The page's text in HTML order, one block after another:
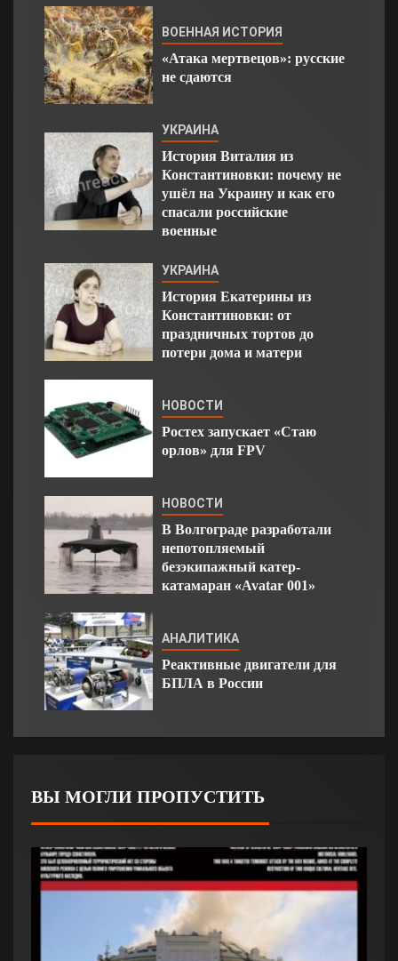
ВОЕННАЯ ИСТОРИЯ
«Атака мертвецов»: русские
не сдаются
УКРАИНА
История Виталия из
Константиновки: почему не
ушёл на Украину и как его
спасали российские
военные
УКРАИНА
История Екатерины из
Константиновки: от
праздничных тортов до
потери дома и матери
НОВОСТИ
Ростех запускает «Стаю
орлов» для FPV
НОВОСТИ
В Волгограде разработали
непотопляемый
безэкипажный катер-
катамаран «Avatar 001»
АНАЛИТИКА
Реактивные двигатели для
БПЛА в России
ВЫ МОГЛИ ПРОПУСТИТЬ